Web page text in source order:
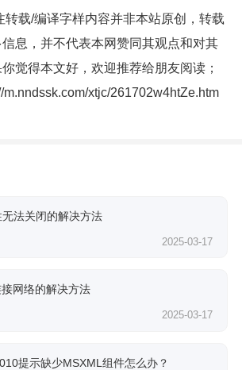
转载/编译字样内容并非本站原创，转载
息，并不代表本网赞同其观点和对其
觉得本文好，欢迎推荐给朋友阅读；
m.nndssk.com/xtjc/261702w4htZe.htm
法关闭的解决方法
2025-03-17
网络的解决方法
2025-03-17
提示缺少MSXML组件怎么办？